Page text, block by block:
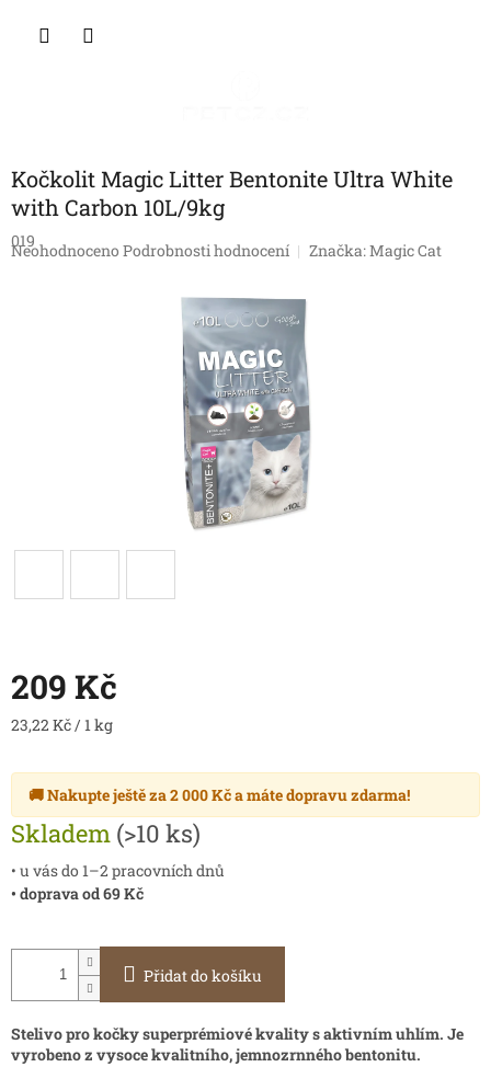
Kočkolit Magic Litter Bentonite Ultra White
with Carbon 10L/9kg
019
Průměrné
Neohodnoceno Podrobnosti hodnocení Značka:Magic Cat
209 Kč
Měrná
23,22 Kč / 1 kg
🚚 Nakupte ještě za2 000 Kča mátedopravu zdarma!
Skladem (>10 ks)
• u vás do 1–2 pracovních dnů
• doprava od 69 Kč
Přidat do košíku
Stelivo pro kočky superprémiové kvality s aktivním uhlím. Je
vyrobeno z vysoce kvalitního, jemnozrnného bentonitu.